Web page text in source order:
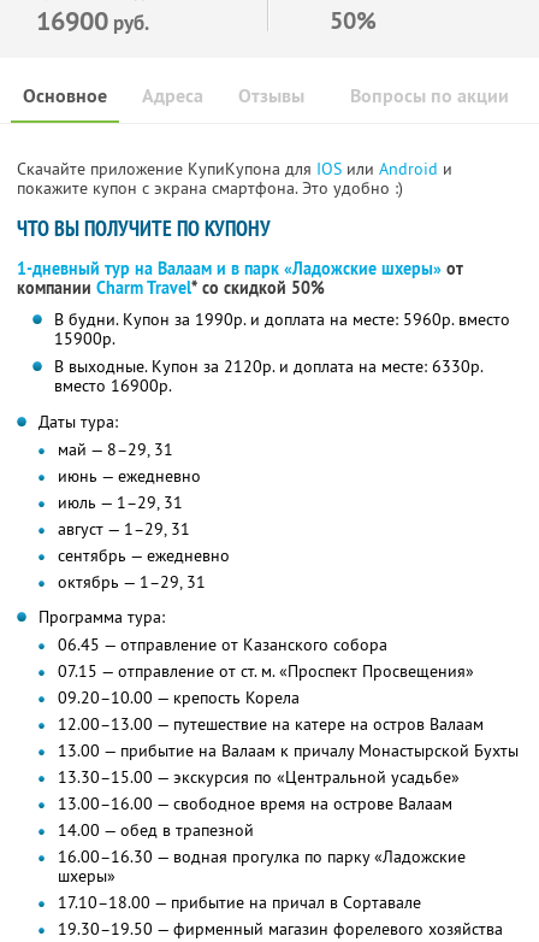
16900 руб. 50%
Основное Отзывы Вопросы по акции
Адреса
Скачайте приложение КупиКупона для IOS или Android и
покажите купон с экрана смартфона. Это удобно :)
ЧТО ВЫ ПОЛУЧИТЕ ПО КУПОНУ
1-дневный тур на Валаам и в парк «Ладожские шхеры» от
компании Charm Travel* со скидкой 50%
В будни. Купон за 1990р. и доплата на месте: 5960р. вместо
15900р.
В выходные. Купон за 2120р. и доплата на месте: 6330р.
вместо 16900р.
Даты тура:
май — 8–29, 31
июнь — ежедневно
июль — 1–29, 31
август — 1–29, 31
сентябрь — ежедневно
октябрь — 1–29, 31
Программа тура:
06.45 — отправление от Казанского собора
07.15 — отправление от ст. м. «Проспект Просвещения»
09.20–10.00 — крепость Корела
12.00–13.00 — путешествие на катере на остров Валаам
13.00 — прибытие на Валаам к причалу Монастырской Бухты
13.30–15.00 — экскурсия по «Центральной усадьбе»
13.00–16.00 — свободное время на острове Валаам
14.00 — обед в трапезной
16.00–16.30 — водная прогулка по парку «Ладожские
шхеры»
17.10–18.00 — прибытие на причал в Сортавале
19.30–19.50 — фирменный магазин форелевого хозяйства